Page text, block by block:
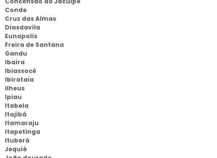
Conde
Cruz das Almas
Diasdavila
Eunapolis
Freira de Santana
Gandu
Ibaira
Ibiassocê
Ibirataia
Ilheus
Ipiau
Itabela
Itajibá
Itamaraju
Itapetinga
Ituberá
Jequié